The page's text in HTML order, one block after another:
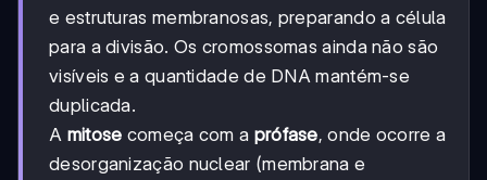
e estruturas membranosas, preparando a célula
para a divisão. Os cromossomas ainda não são
visíveis e a quantidade de DNA mantém-se
duplicada.
A mitose começa com a prófase, onde ocorre a
desorganização nuclear (membrana e